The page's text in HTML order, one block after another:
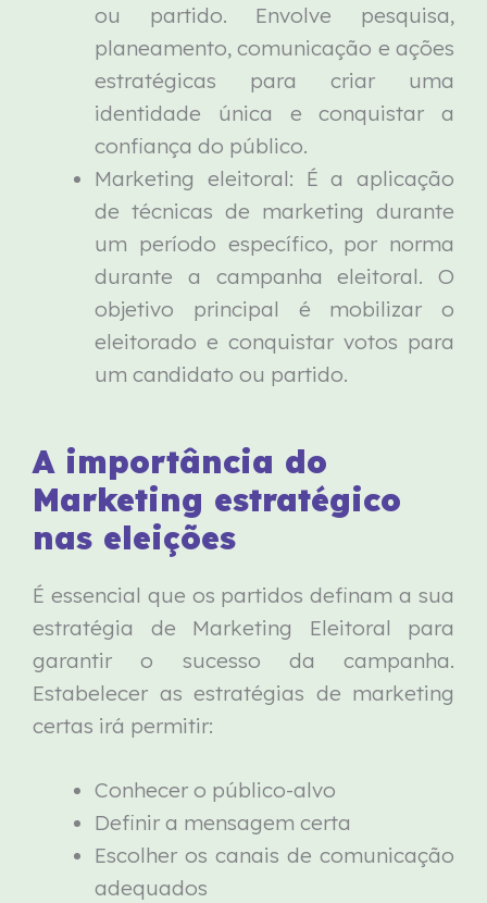
ou partido. Envolve pesquisa,
planeamento, comunicação e ações
estratégicas para criar uma
identidade única e conquistar a
confiança do público.
Marketing eleitoral: É a aplicação
de técnicas de marketing durante
um período específico, por norma
durante a campanha eleitoral. O
objetivo principal é mobilizar o
eleitorado e conquistar votos para
um candidato ou partido.
A importância do
Marketing estratégico
nas eleições
É essencial que os partidos definam a sua
estratégia de Marketing Eleitoral para
garantir o sucesso da campanha.
Estabelecer as estratégias de marketing
certas irá permitir:
Conhecer o público-alvo
Definir a mensagem certa
Escolher os canais de comunicação
adequados